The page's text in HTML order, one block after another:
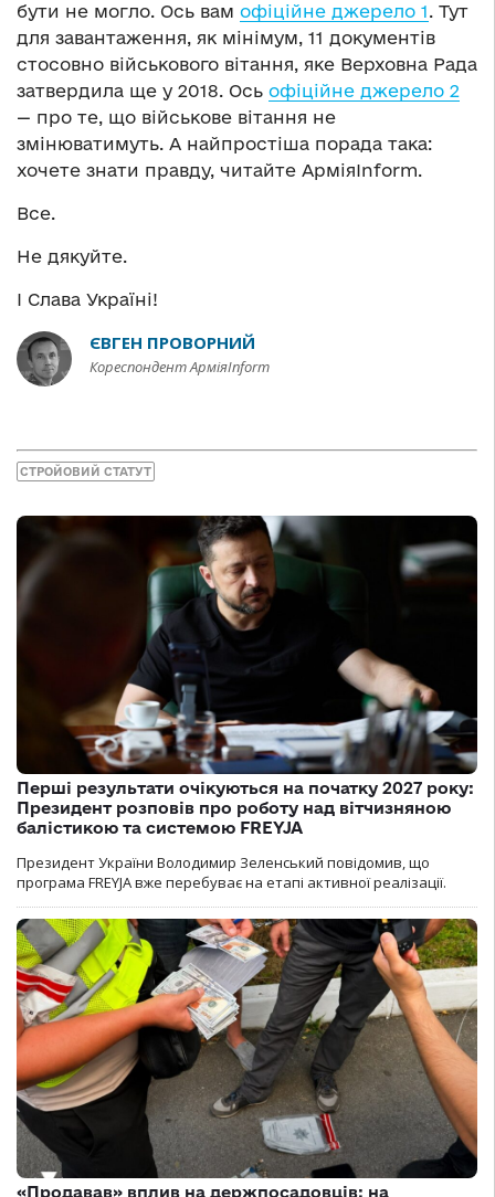
бути не могло. Ось вам офіційне джерело 1. Тут
для завантаження, як мінімум, 11 документів
стосовно військового вітання, яке Верховна Рада
затвердила ще у 2018. Ось офіційне джерело 2
— про те, що військове вітання не
змінюватимуть. А найпростіша порада така:
хочете знати правду, читайте АрміяInform.
Все.
Не дякуйте.
І Слава Україні!
ЄВГЕН ПРОВОРНИЙ
Кореспондент АрміяInform
СТРОЙОВИЙ СТАТУТ
Перші результати очікуються на початку 2027 року:
Президент розповів про роботу над вітчизняною
балістикою та системою FREYJA
Президент України Володимир Зеленський повідомив, що
програма FREYJA вже перебуває на етапі активної реалізації.
«Продавав» вплив на держпосадовців: на